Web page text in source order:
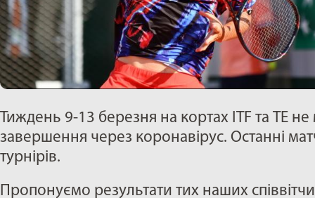
Тиждень 9-13 березня на кортах ITF та TE не
завершення через коронавірус. Останні
турнірів.
Пропонуємо результати тих наших